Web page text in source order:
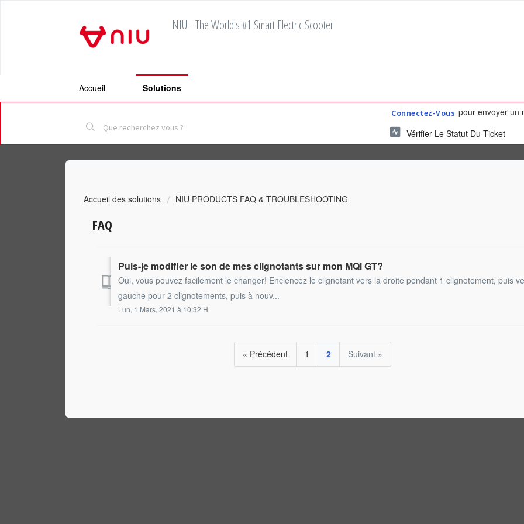
NIU - The World's #1 Smart Electric Scooter
Accueil Solutions
Connectez-Vous pour envoyer un
Vérifier Le Statut Du Ticket
Accueil des solutions NIU PRODUCTS FAQ & TROUBLESHOOTING
FAQ
Puis-je modifier le son de mes clignotants sur mon MQi GT?
Oui, vous pouvez facilement le changer! Enclencez le clignotant vers la droite pendant 1 clignotement, puis
gauche pour 2 clignotements, puis à nouv...
Lun, 1 Mars, 2021 à 10:32 H
« Précédent 1 2 Suivant »